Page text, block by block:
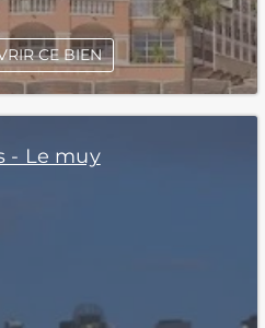
CE BIEN
- Le muy